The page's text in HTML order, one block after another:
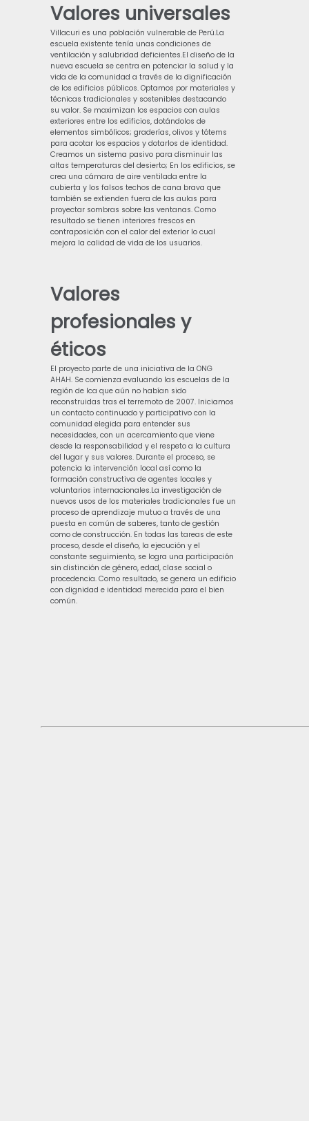
Valores universales
Villacuri es una población vulnerable de Perú.La
escuela existente tenía unas condiciones de
ventilación y salubridad deficientes.El diseño de la
nueva escuela se centra en potenciar la salud y la
vida de la comunidad a través de la dignificación
de los edificios públicos. Optamos por materiales y
técnicas tradicionales y sostenibles destacando
su valor. Se maximizan los espacios con aulas
exteriores entre los edificios, dotándolos de
elementos simbólicos; graderías, olivos y tótems
para acotar los espacios y dotarlos de identidad.
Creamos un sistema pasivo para disminuir las
altas temperaturas del desierto; En los edificios, se
crea una cámara de aire ventilada entre la
cubierta y los falsos techos de cana brava que
también se extienden fuera de las aulas para
proyectar sombras sobre las ventanas. Como
resultado se tienen interiores frescos en
contraposición con el calor del exterior lo cual
mejora la calidad de vida de los usuarios.
Valores
profesionales y
éticos
El proyecto parte de una iniciativa de la ONG
AHAH. Se comienza evaluando las escuelas de la
región de Ica que aún no habían sido
reconstruidas tras el terremoto de 2007. Iniciamos
un contacto continuado y participativo con la
comunidad elegida para entender sus
necesidades, con un acercamiento que viene
desde la responsabilidad y el respeto a la cultura
del lugar y sus valores. Durante el proceso, se
potencia la intervención local así como la
formación constructiva de agentes locales y
voluntarios internacionales.La investigación de
nuevos usos de los materiales tradicionales fue un
proceso de aprendizaje mutuo a través de una
puesta en común de saberes, tanto de gestión
como de construcción. En todas las tareas de este
proceso, desde el diseño, la ejecución y el
constante seguimiento, se logra una participación
sin distinción de género, edad, clase social o
procedencia. Como resultado, se genera un edificio
con dignidad e identidad merecida para el bien
común.